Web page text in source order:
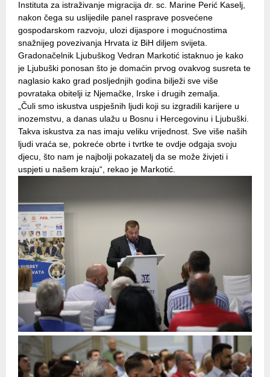
Instituta za istraživanje migracija dr. sc. Marine Perić Kaselj,
nakon čega su uslijedile panel rasprave posvećene
gospodarskom razvoju, ulozi dijaspore i mogućnostima
snažnijeg povezivanja Hrvata iz BiH diljem svijeta.
Gradonačelnik Ljubuškog Vedran Markotić istaknuo je kako
je Ljubuški ponosan što je domaćin prvog ovakvog susreta te
naglasio kako grad posljednjih godina bilježi sve više
povrataka obitelji iz Njemačke, Irske i drugih zemalja.
„Čuli smo iskustva uspješnih ljudi koji su izgradili karijere u
inozemstvu, a danas ulažu u Bosnu i Hercegovinu i Ljubuški.
Takva iskustva za nas imaju veliku vrijednost. Sve više naših
ljudi vraća se, pokreće obrte i tvrtke te ovdje odgaja svoju
djecu, što nam je najbolji pokazatelj da se može živjeti i
uspjeti u našem kraju“, rekao je Markotić.